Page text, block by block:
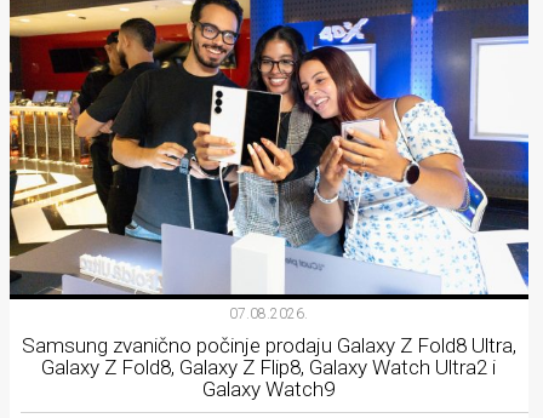
07.08.2026.
Samsung zvanično počinje prodaju Galaxy Z Fold8 Ultra,
Galaxy Z Fold8, Galaxy Z Flip8, Galaxy Watch Ultra2 i
Galaxy Watch9